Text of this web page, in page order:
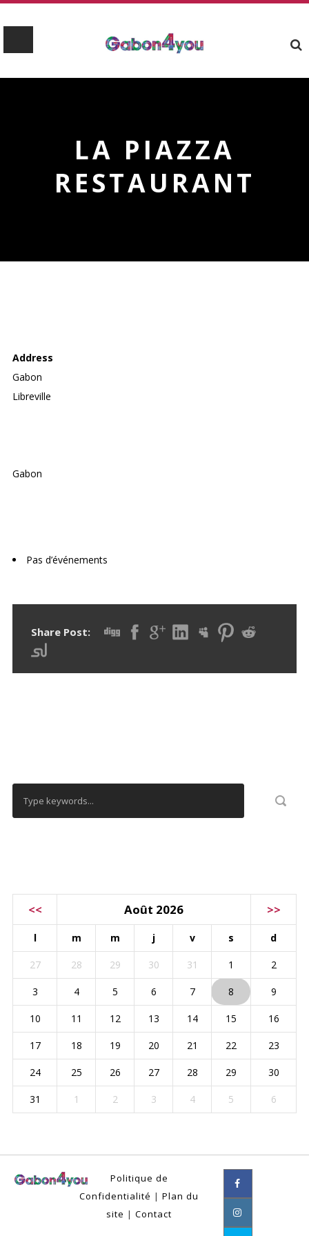
LA PIAZZA
RESTAURANT
Address
Gabon
Libreville
Gabon
Pas d’événements
Share Post:
<< Août 2026 >>
l m m j v s d
27 28 29 30 31 1 2
3 4 5 6 7 8 9
10 11 12 13 14 15 16
17 18 19 20 21 22 23
24 25 26 27 28 29 30
31 1 2 3 4 5 6
Politique de
Confidentialité | Plan du
site | Contact